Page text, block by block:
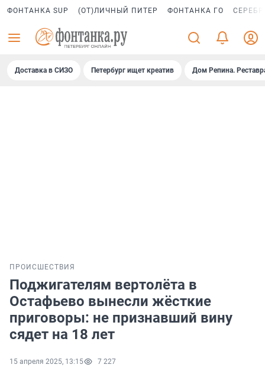
ФОНТАНКА SUP (ОТ)ЛИЧНЫЙ ПИТЕР ФОНТАНКА ГО
Доставка в СИЗО Петербург ищет креатив Дом Репина.
ПРОИСШЕСТВИЯ
Поджигателям вертолёта в
Остафьево вынесли жёсткие
приговоры: не признавший вину
сядет на 18 лет
15 апреля 2025, 13:15 7 227